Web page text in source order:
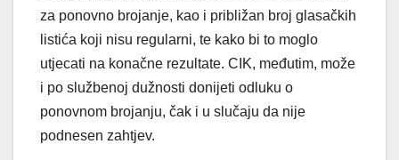
za ponovno brojanje, kao i približan broj glasačkih
listića koji nisu regularni, te kako bi to moglo
utjecati na konačne rezultate. CIK, međutim, može
i po službenoj dužnosti donijeti odluku o
ponovnom brojanju, čak i u slučaju da nije
podnesen zahtjev.